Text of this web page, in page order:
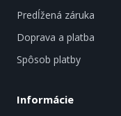
Predĺžená záruka
Doprava a platba
Spôsob platby
Informácie